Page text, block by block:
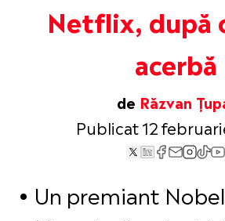
Netflix, după
acerbă
de Răzvan
Publicat 12
Un premiant